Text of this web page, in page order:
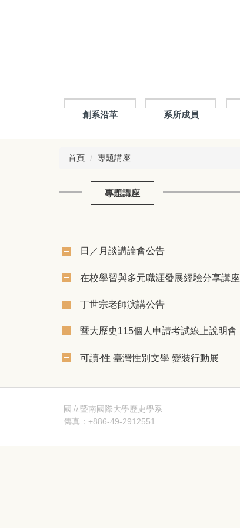
創系沿革 系所成員
首頁 專題講座
專題講座
日／月談講論會公告
在校學習與多元職涯發展經驗分享講座
丁世宗老師演講公告
暨大歷史115個人申請考試線上說明會
可讀‧性 臺灣性別文學 變裝行動展
國立暨南國際大學歷史學系
傳真：+886-49-2912551